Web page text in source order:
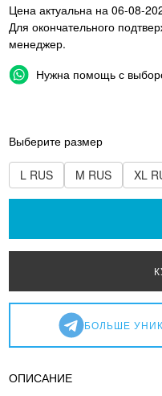
Цена актуальна на 06-08-
Для окончательного
менеджер.
Нужна помощь с
Выберите размер
L RUS M RUS XL
БОЛЬШЕ
ОПИСАНИЕ